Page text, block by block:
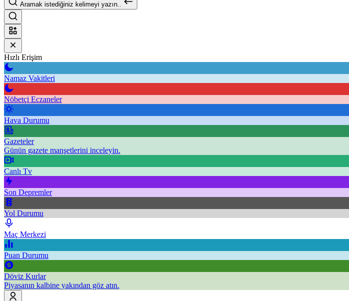
Aramak istediğiniz kelimeyi yazın..
Hızlı Erişim
Namaz Vakitleri
Nöbetçi Eczaneler
Hava Durumu
Gazeteler
Günün gazete manşetlerini inceleyin.
Canlı Tv
Son Depremler
Yol Durumu
Maç Merkezi
Puan Durumu
Döviz Kurlar
Piyasanın kalbine yakından göz atın.